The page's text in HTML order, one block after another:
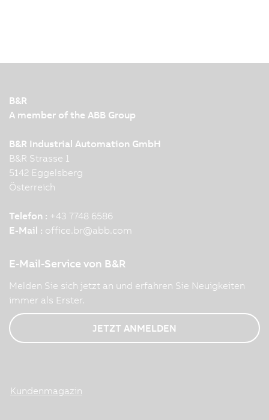
B&R
A member of the ABB Group
B&R Industrial Automation GmbH
B&R Strasse 1
5142 Eggelsberg
Österreich
Telefon : +43 7748 6586
E-Mail : office.br@abb.com
E-Mail-Service von B&R
Melden Sie sich jetzt an und erfahren Sie Neuigkeiten
immer als Erster.
JETZT ANMELDEN
Kundenmagazin